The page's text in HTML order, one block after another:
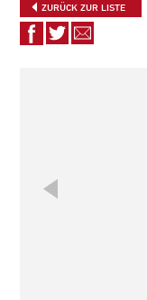
ZURÜCK ZUR LISTE
Auf
Facebook
Auf
Twitter
Via
E-